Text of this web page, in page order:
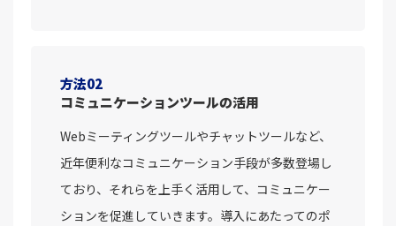
方法02
コミュニケーションツールの活用
Webミーティングツールやチャットツールなど、
近年便利なコミュニケーション手段が多数登場し
ており、それらを上手く活用して、コミュニケー
ションを促進していきます。導入にあたってのポ